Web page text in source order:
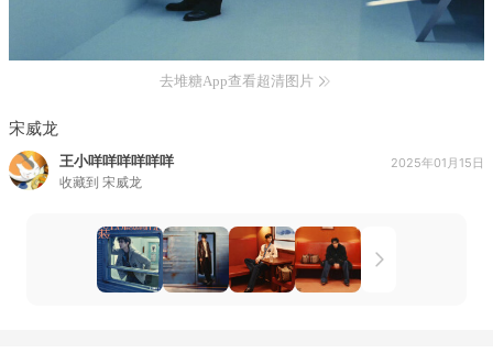
去堆糖App查看超清图片
宋威龙
王小咩咩咩咩咩咩
收藏到 宋威龙
2025年01月15日